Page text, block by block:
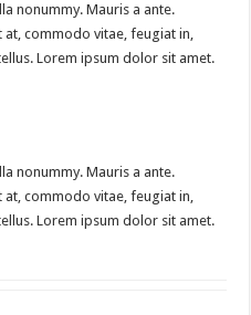
nonummy. Mauris a ante.
at, commodo vitae, feugiat in,
Lorem ipsum dolor sit amet.
nonummy. Mauris a ante.
at, commodo vitae, feugiat in,
Lorem ipsum dolor sit amet.